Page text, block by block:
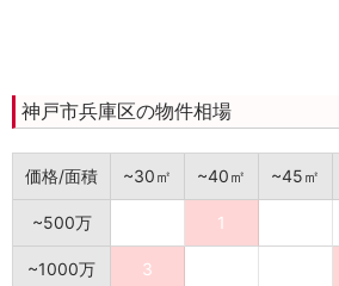
神戸市兵庫区の物件相場
価格/面積 ~30㎡ ~40㎡ ~45㎡
~500万 1
~1000万 3